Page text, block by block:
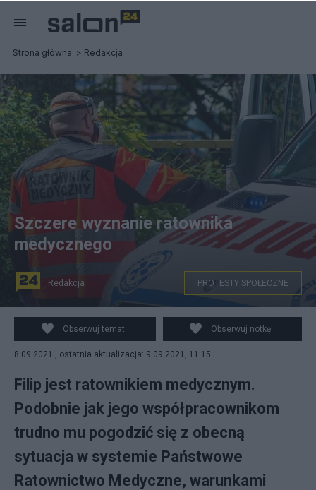
Strona główna Redakcja
Ratownik medyczny - zdjęcie ilustracyjne.
Szczere wyznanie ratownika
medycznego
Redakcja PROTESTY SPOŁECZNE
Obserwuj temat Obserwuj notkę
8.09.2021 , ostatnia aktualizacja: 9.09.2021, 11:15
Filip jest ratownikiem medycznym.
Podobnie jak jego współpracownikom
trudno mu pogodzić się z obecną
sytuacja w systemie Państwowe
Ratownictwo Medyczne, warunkami